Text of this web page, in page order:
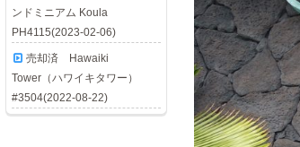
ンドミニアム Koula
PH4115(2023-02-06)
売却済 Hawaiki
Tower（ハワイキタワー）
#3504(2022-08-22)